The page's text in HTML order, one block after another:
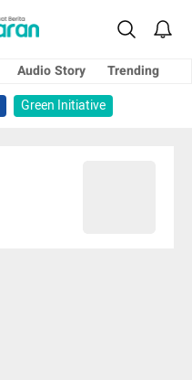
Audio Story
Trending
Green Initiative